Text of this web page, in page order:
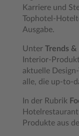
Karriere und
Tophotel-
Ausgabe.
Unter Trends
Interior-
aktuelle
alle, die up-to-
In der Rubrik
Produkte aus